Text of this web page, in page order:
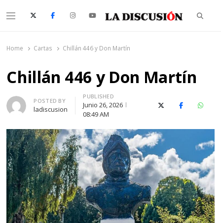
Menu
Home Cartas Chillán 446 y Don Martín
Chillán 446 y Don Martín
Author
POSTED BY
ladiscusion
PUBLISHED
Junio 26, 2026
08:49 AM
X (Twitter)Facebook